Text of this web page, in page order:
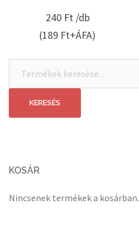
240 Ft /db
(189 Ft+ÁFA)
következőre:
KERESÉS
KOSÁR
Nincsenek termékek a kosárban.